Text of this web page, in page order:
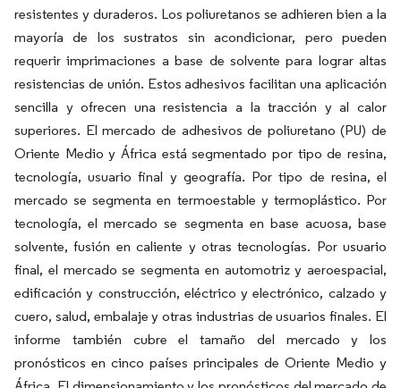
resistentes y duraderos. Los poliuretanos se adhieren bien a la
mayoría de los sustratos sin acondicionar, pero pueden
requerir imprimaciones a base de solvente para lograr altas
resistencias de unión. Estos adhesivos facilitan una aplicación
sencilla y ofrecen una resistencia a la tracción y al calor
superiores. El mercado de adhesivos de poliuretano (PU) de
Oriente Medio y África está segmentado por tipo de resina,
tecnología, usuario final y geografía. Por tipo de resina, el
mercado se segmenta en termoestable y termoplástico. Por
tecnología, el mercado se segmenta en base acuosa, base
solvente, fusión en caliente y otras tecnologías. Por usuario
final, el mercado se segmenta en automotriz y aeroespacial,
edificación y construcción, eléctrico y electrónico, calzado y
cuero, salud, embalaje y otras industrias de usuarios finales. El
informe también cubre el tamaño del mercado y los
pronósticos en cinco países principales de Oriente Medio y